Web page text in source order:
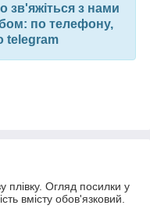
зв'яжіться з нами
по телефону,
telegram
плівку. Огляд посилки у
вмісту обов'язковий.